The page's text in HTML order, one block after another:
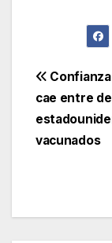
de
cae entre de
vacunados